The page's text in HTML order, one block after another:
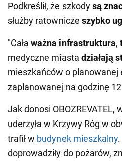
Podkreślił, że szkodysą
służby ratownicze szybko
"Cała ważna infrastruktura,
medyczne miasta działają
mieszkańców o planowanej
zaplanowanej na godzinę
Jak donosi
uderzyła w Krzywy Róg w
trafił w budynek mieszkalny
doprowadziły do pożarów,